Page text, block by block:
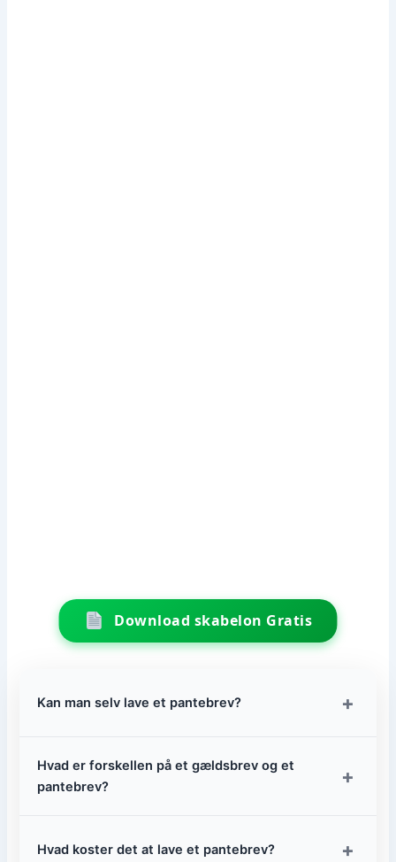
Download skabelon Gratis
Kan man selv lave et pantebrev? +
Hvad er forskellen på et gældsbrev og et
pantebrev?
+
Hvad koster det at lave et pantebrev? +